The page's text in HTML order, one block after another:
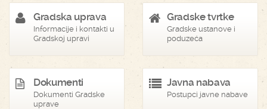
Gradska uprava
Informacije i kontakti u
Gradskoj upravi
Gradske tvrtke
Gradske ustanove i
poduzeća
Dokumenti
Dokumenti Gradske
uprave
Javna nabava
Postupci javne nabave